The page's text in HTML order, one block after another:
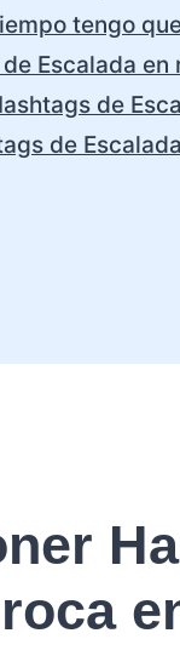
tengo
Escalada en
de
de
roca